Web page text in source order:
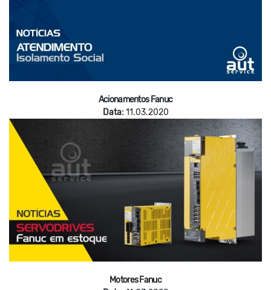
Acionamentos Fanuc
Data:11.03.2020
Motores Fanuc